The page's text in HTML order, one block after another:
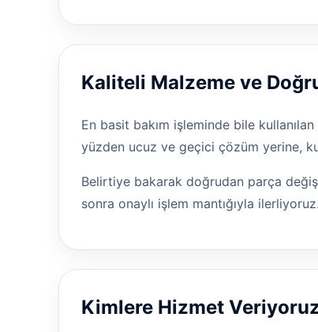
Kaliteli Malzeme ve
En basit bakım işleminde bile
yüzden ucuz ve geçici çözüm yerine,
Belirtiye bakarak doğrudan parça
sonra onaylı işlem mantığıyla ilerliyoruz.
Kimlere Hizmet